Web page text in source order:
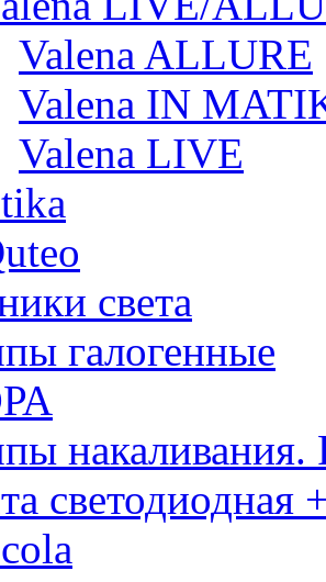
Valena ALLURE
Valena IN
Valena LIVE
света
галогенные
светодиодная